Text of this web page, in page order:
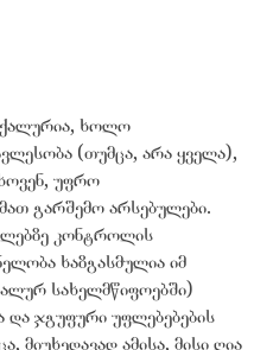
ხოლო
(თუმცა, არა ყველა),
უფრო
გარშემო არსებულები.
კონტროლის
ხაზგასმულია იმ
სახელმწიფოებში)
ჯგუფური უფლებებების
მიუხედავად ამისა, მისი ღია